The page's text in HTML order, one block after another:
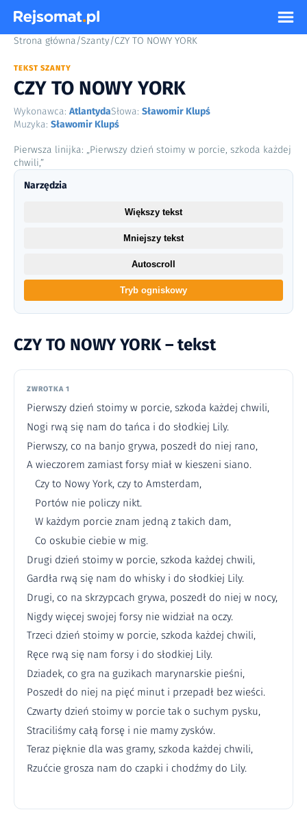
Strona główna/Szanty/CZY TO NOWY YORK
TEKST SZANTY
CZY TO NOWY YORK
Wykonawca: AtlantydaSłowa: Sławomir Klupś
Muzyka: Sławomir Klupś
Pierwsza linijka: „Pierwszy dzień stoimy w porcie, szkoda każdej
chwili,”
CZY TO NOWY YORK – tekst
ZWROTKA 1
Pierwszy dzień stoimy w porcie, szkoda każdej chwili,
Nogi rwą się nam do tańca i do słodkiej Lily.
Pierwszy, co na banjo grywa, poszedł do niej rano,
A wieczorem zamiast forsy miał w kieszeni siano.
Czy to Nowy York, czy to Amsterdam,
Portów nie policzy nikt.
W każdym porcie znam jedną z takich dam,
Co oskubie ciebie w mig.
Drugi dzień stoimy w porcie, szkoda każdej chwili,
Gardła rwą się nam do whisky i do słodkiej Lily.
Drugi, co na skrzypcach grywa, poszedł do niej w nocy,
Nigdy więcej swojej forsy nie widział na oczy.
Trzeci dzień stoimy w porcie, szkoda każdej chwili,
Ręce rwą się nam forsy i do słodkiej Lily.
Dziadek, co gra na guzikach marynarskie pieśni,
Poszedł do niej na pięć minut i przepadł bez wieści.
Czwarty dzień stoimy w porcie tak o suchym pysku,
Straciliśmy całą forsę i nie mamy zysków.
Teraz pięknie dla was gramy, szkoda każdej chwili,
Rzućcie grosza nam do czapki i chodźmy do Lily.
Narzędzia
Większy tekst
Mniejszy tekst
Autoscroll
Tryb ogniskowy